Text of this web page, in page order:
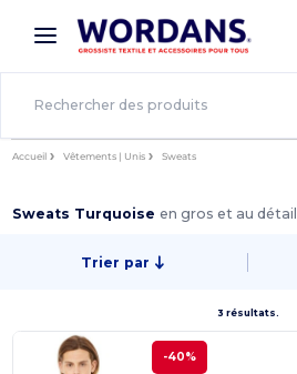
× Appli Wordans
Meilleurs prix sur l’app !
Accueil Vêtements | Unis Sweats
Sweats Turquoiseen gros et au détail
Trier par
3 résultats.
-40%